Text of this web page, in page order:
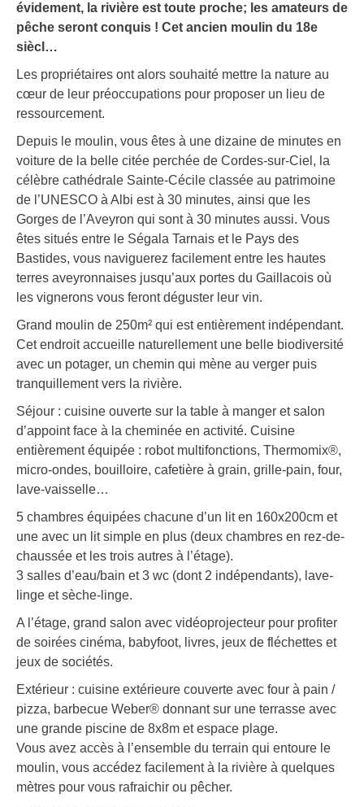
évidement, la rivière est toute proche; les amateurs de
pêche seront conquis ! Cet ancien moulin du 18e
siècl…
Les propriétaires ont alors souhaité mettre la nature au
cœur de leur préoccupations pour proposer un lieu de
ressourcement.
Depuis le moulin, vous êtes à une dizaine de minutes en
voiture de la belle citée perchée de Cordes-sur-Ciel, la
célèbre cathédrale Sainte-Cécile classée au patrimoine
de l’UNESCO à Albi est à 30 minutes, ainsi que les
Gorges de l’Aveyron qui sont à 30 minutes aussi. Vous
êtes situés entre le Ségala Tarnais et le Pays des
Bastides, vous naviguerez facilement entre les hautes
terres aveyronnaises jusqu’aux portes du Gaillacois où
les vignerons vous feront déguster leur vin.
Grand moulin de 250m² qui est entièrement indépendant.
Cet endroit accueille naturellement une belle biodiversité
avec un potager, un chemin qui mène au verger puis
tranquillement vers la rivière.
Séjour : cuisine ouverte sur la table à manger et salon
d’appoint face à la cheminée en activité. Cuisine
entièrement équipée : robot multifonctions, Thermomix®,
micro-ondes, bouilloire, cafetière à grain, grille-pain, four,
lave-vaisselle…
5 chambres équipées chacune d’un lit en 160x200cm et
une avec un lit simple en plus (deux chambres en rez-de-
chaussée et les trois autres à l’étage).
3 salles d’eau/bain et 3 wc (dont 2 indépendants), lave-
linge et sèche-linge.
A l’étage, grand salon avec vidéoprojecteur pour profiter
de soirées cinéma, babyfoot, livres, jeux de fléchettes et
jeux de sociétés.
Extérieur : cuisine extérieure couverte avec four à pain /
pizza, barbecue Weber® donnant sur une terrasse avec
une grande piscine de 8x8m et espace plage.
Vous avez accès à l’ensemble du terrain qui entoure le
moulin, vous accédez facilement à la rivière à quelques
mètres pour vous rafraichir ou pêcher.